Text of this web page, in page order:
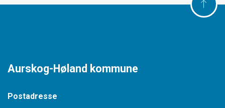
Aurskog-Høland kommune
Postadresse